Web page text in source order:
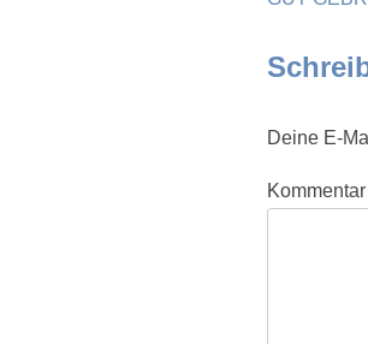
Deine E-
Kommentar